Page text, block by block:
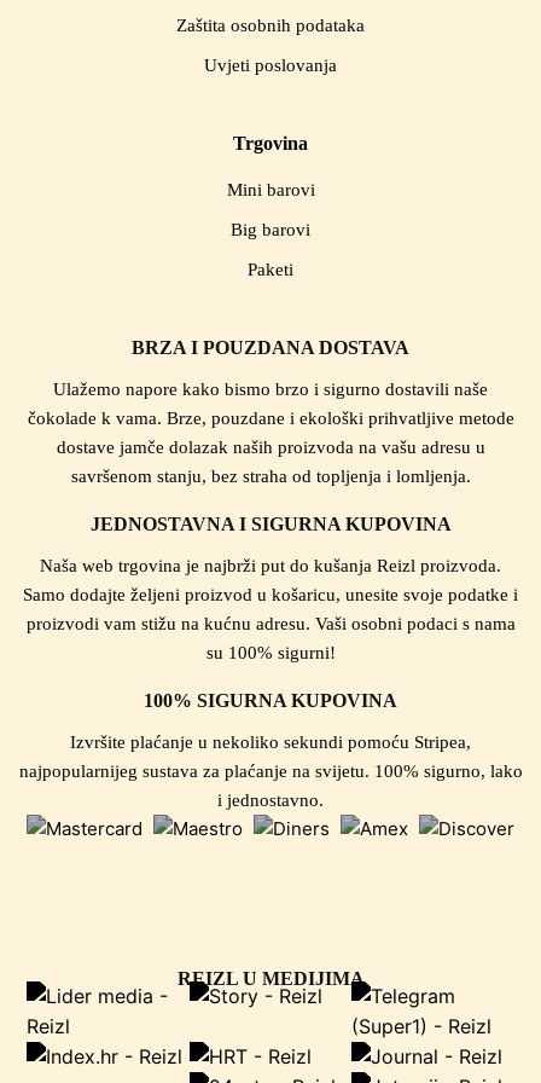
Zaštita osobnih podataka
Uvjeti poslovanja
Trgovina
Mini barovi
Big barovi
Paketi
BRZA I POUZDANA DOSTAVA
Ulažemo napore kako bismo brzo i sigurno dostavili naše
čokolade k vama. Brze, pouzdane i ekološki prihvatljive metode
dostave jamče dolazak naših proizvoda na vašu adresu u
savršenom stanju, bez straha od topljenja i lomljenja.
JEDNOSTAVNA I SIGURNA KUPOVINA
Naša web trgovina je najbrži put do kušanja Reizl proizvoda.
Samo dodajte željeni proizvod u košaricu, unesite svoje podatke i
proizvodi vam stižu na kućnu adresu. Vaši osobni podaci s nama
su 100% sigurni!
100% SIGURNA KUPOVINA
Izvršite plaćanje u nekoliko sekundi pomoću Stripea,
najpopularnijeg sustava za plaćanje na svijetu. 100% sigurno, lako
i jednostavno.
REIZL U MEDIJIMA